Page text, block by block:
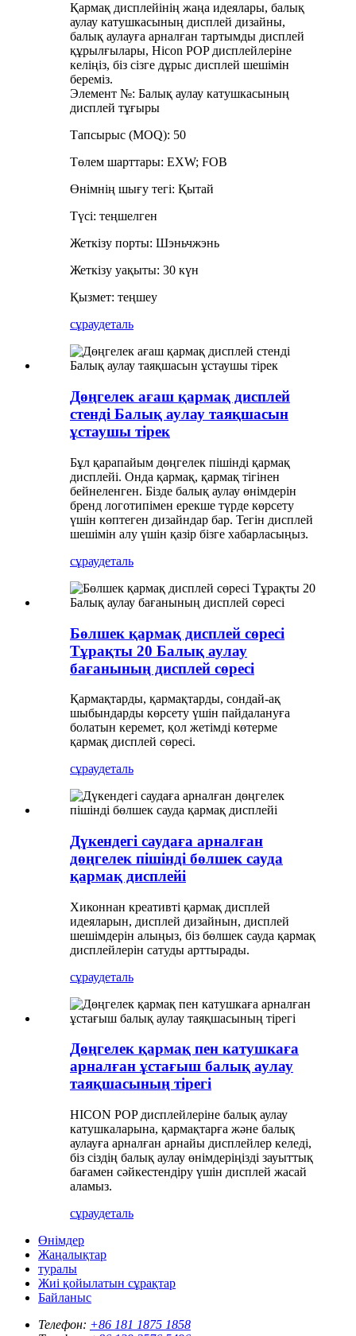
Қармақ дисплейінің жаңа идеялары, балық
аулау катушкасының дисплей дизайны,
балық аулауға арналған тартымды дисплей
құрылғылары, Hicon POP дисплейлеріне
келіңіз, біз сізге дұрыс дисплей шешімін
береміз.
Элемент №: Балық аулау катушкасының
дисплей тұғыры
Тапсырыс (MOQ): 50
Төлем шарттары: EXW; FOB
Өнімнің шығу тегі: Қытай
Түсі: теңшелген
Жеткізу порты: Шэньчжэнь
Жеткізу уақыты: 30 күн
Қызмет: теңшеу
сұраудеталь
Дөңгелек ағаш қармақ дисплей
стенді Балық аулау таяқшасын
ұстаушы тірек
Бұл қарапайым дөңгелек пішінді қармақ
дисплейі. Онда қармақ, қармақ тігінен
бейнеленген. Бізде балық аулау өнімдерін
бренд логотипімен ерекше түрде көрсету
үшін көптеген дизайндар бар. Тегін дисплей
шешімін алу үшін қазір бізге хабарласыңыз.
сұраудеталь
Бөлшек қармақ дисплей сөресі
Тұрақты 20 Балық аулау
бағанының дисплей сөресі
Қармақтарды, қармақтарды, сондай-ақ
шыбындарды көрсету үшін пайдалануға
болатын керемет, қол жетімді көтерме
қармақ дисплей сөресі.
сұраудеталь
Дүкендегі саудаға арналған
дөңгелек пішінді бөлшек сауда
қармақ дисплейі
Хиконнан креативті қармақ дисплей
идеяларын, дисплей дизайнын, дисплей
шешімдерін алыңыз, біз бөлшек сауда қармақ
дисплейлерін сатуды арттырады.
сұраудеталь
Дөңгелек қармақ пен катушкаға
арналған ұстағыш балық аулау
таяқшасының тірегі
HICON POP дисплейлеріне балық аулау
катушкаларына, қармақтарға және балық
аулауға арналған арнайы дисплейлер келеді,
біз сіздің балық аулау өнімдеріңізді зауыттық
бағамен сәйкестендіру үшін дисплей жасай
аламыз.
сұраудеталь
Өнімдер
Жаңалықтар
туралы
Жиі қойылатын сұрақтар
Байланыс
Телефон: +86 181 1875 1858